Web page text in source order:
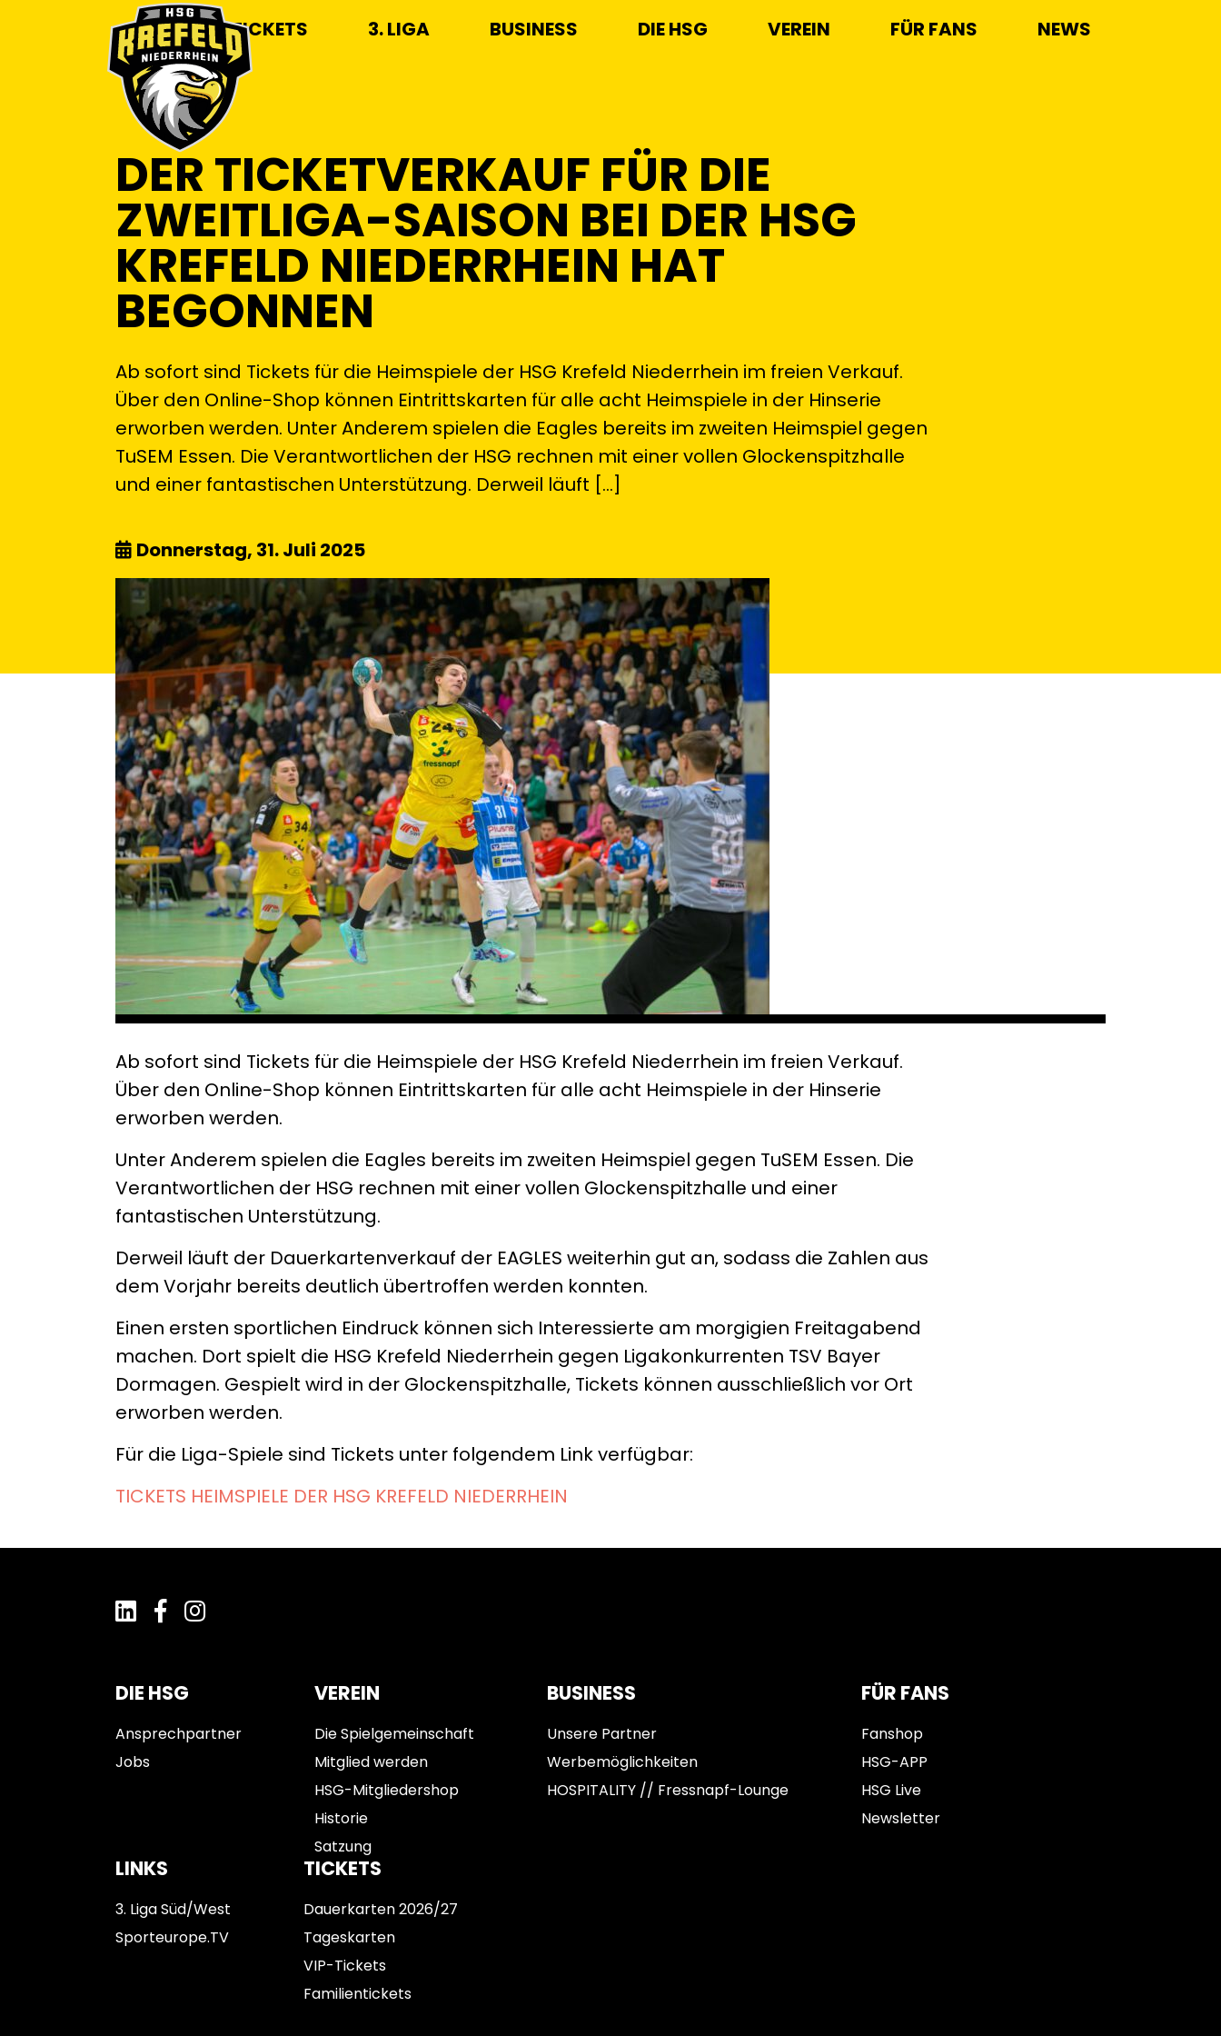
TICKETS 3. LIGA BUSINESS DIE HSG VEREIN FÜR FANS NEWS
DER TICKETVERKAUF FÜR DIE
ZWEITLIGA-SAISON BEI DER HSG
KREFELD NIEDERRHEIN HAT
BEGONNEN
Ab sofort sind Tickets für die Heimspiele der HSG Krefeld Niederrhein im freien Verkauf.
Über den Online-Shop können Eintrittskarten für alle acht Heimspiele in der Hinserie
erworben werden. Unter Anderem spielen die Eagles bereits im zweiten Heimspiel gegen
TuSEM Essen. Die Verantwortlichen der HSG rechnen mit einer vollen Glockenspitzhalle
und einer fantastischen Unterstützung. Derweil läuft […]
Donnerstag, 31. Juli 2025
Ab sofort sind Tickets für die Heimspiele der HSG Krefeld Niederrhein im freien Verkauf.
Über den Online-Shop können Eintrittskarten für alle acht Heimspiele in der Hinserie
erworben werden.
Unter Anderem spielen die Eagles bereits im zweiten Heimspiel gegen TuSEM Essen. Die
Verantwortlichen der HSG rechnen mit einer vollen Glockenspitzhalle und einer
fantastischen Unterstützung.
Derweil läuft der Dauerkartenverkauf der EAGLES weiterhin gut an, sodass die Zahlen aus
dem Vorjahr bereits deutlich übertroffen werden konnten.
Einen ersten sportlichen Eindruck können sich Interessierte am morgigien Freitagabend
machen. Dort spielt die HSG Krefeld Niederrhein gegen Ligakonkurrenten TSV Bayer
Dormagen. Gespielt wird in der Glockenspitzhalle, Tickets können ausschließlich vor Ort
erworben werden.
Für die Liga-Spiele sind Tickets unter folgendem Link verfügbar:
TICKETS HEIMSPIELE DER HSG KREFELD NIEDERRHEIN
DIE HSG
Ansprechpartner
Jobs
VEREIN
Die Spielgemeinschaft
Mitglied werden
HSG-Mitgliedershop
Historie
Satzung
BUSINESS
Unsere Partner
Werbemöglichkeiten
HOSPITALITY // Fressnapf-Lounge
FÜR FANS
Fanshop
HSG-APP
HSG Live
Newsletter
LINKS
3. Liga Süd/West
Sporteurope.TV
TICKETS
Dauerkarten 2026/27
Tageskarten
VIP-Tickets
Familientickets